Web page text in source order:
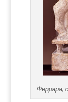
Феррара,